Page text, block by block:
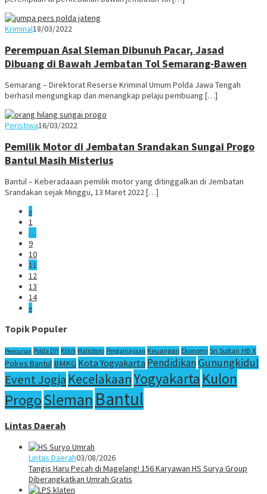
KriminalJuno
18/03/2022
Perempuan Asal Sleman Dibunuh Pacar, Jasad
Dibuang di Bawah Jembatan Tol Semarang-Bawen
Semarang – Direktorat Reserse Kriminal Umum Polda Jawa Tengah
berhasil mengungkap dan menangkap pelaju pembuang […]
PeristiwaJuno
16/03/2022
Pemilik Motor di Jembatan Srandakan Sungai Progo
Bantul Masih Misterius
Bantul – Keberadaaan pemilik motor yang ditinggalkan di Jembatan
Srandakan sejak Minggu, 13 Maret 2022 […]
«
1
…
9
10
11
12
13
14
»
Topik Populer
Pencurian Polda DIY Klitih Malioboro Penganiayaan Keuangan Ekonomi Sri Sultan HB X
Polres Bantul BMKG Kota Yogyakarta PendidikanGunungkidul
Event Jogja KecelakaanYogyakarta Kulon
ProgoSleman Bantul
Lintas Daerah
Lintas Daerah03/08/2026
Tangis Haru Pecah di Magelang! 156 Karyawan HS Surya Group
Diberangkatkan Umrah Gratis